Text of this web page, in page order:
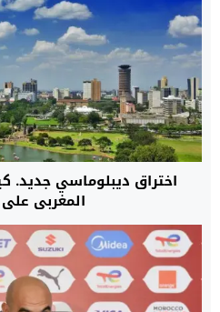
اختراق ديبلوماسي جديد.
المغربي